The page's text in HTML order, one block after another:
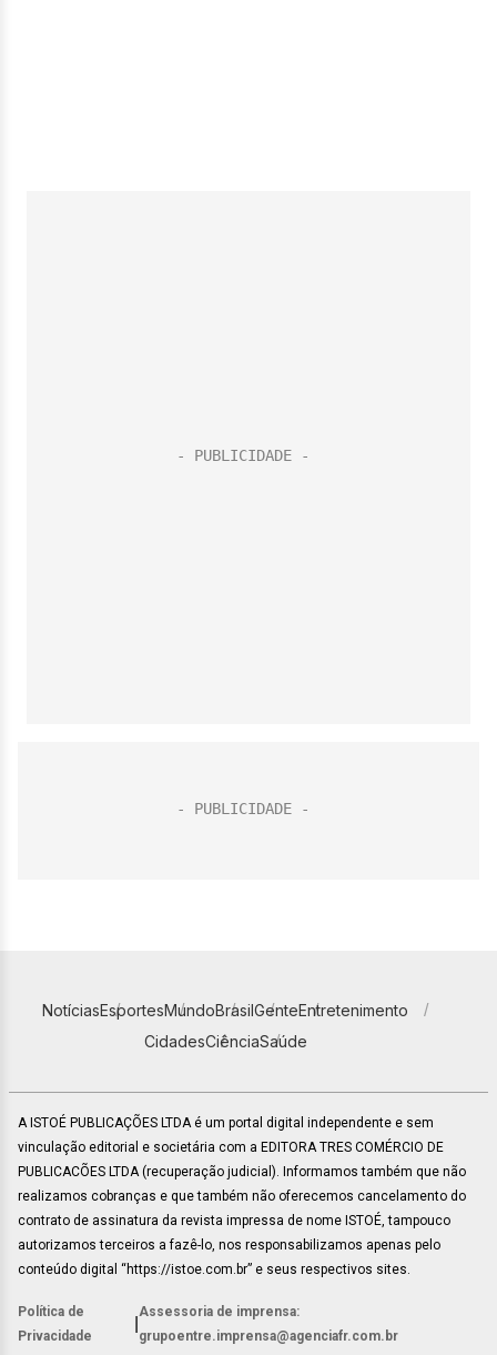
NotíciasEsportesMundoBrasilGenteEntretenimento
CidadesCiênciaSaúde
A ISTOÉ PUBLICAÇÕES LTDA é um portal digital independente e sem
vinculação editorial e societária com a EDITORA TRES COMÉRCIO DE
PUBLICACÕES LTDA (recuperação judicial). Informamos também que não
realizamos cobranças e que também não oferecemos cancelamento do
contrato de assinatura da revista impressa de nome ISTOÉ, tampouco
autorizamos terceiros a fazê-lo, nos responsabilizamos apenas pelo
conteúdo digital “https://istoe.com.br” e seus respectivos sites.
Política de
Privacidade
Assessoria de imprensa:
grupoentre.imprensa@agenciafr.com.br